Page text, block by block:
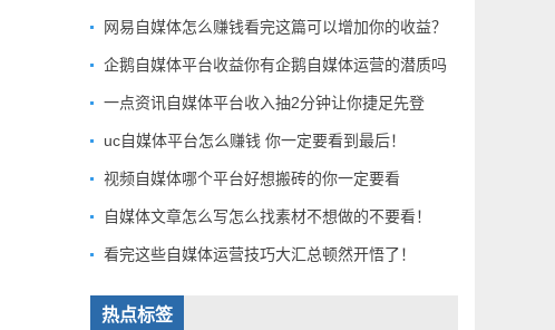
网易自媒体怎么赚钱看完这篇可以增加你的收益？
企鹅自媒体平台收益你有企鹅自媒体运营的潜质吗
一点资讯自媒体平台收入抽2分钟让你捷足先登
uc自媒体平台怎么赚钱 你一定要看到最后！
视频自媒体哪个平台好想搬砖的你一定要看
自媒体文章怎么写怎么找素材不想做的不要看！
看完这些自媒体运营技巧大汇总顿然开悟了！
热点标签